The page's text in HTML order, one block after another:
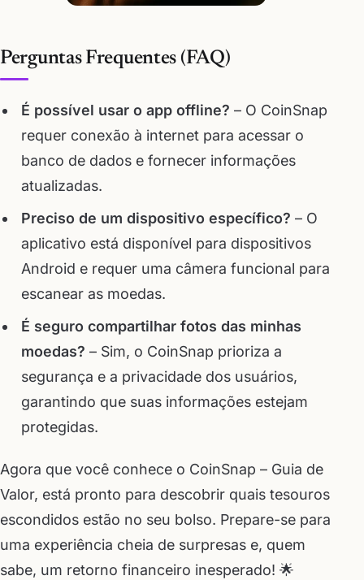
Perguntas Frequentes (FAQ)
É possível usar o app offline? – O CoinSnap
requer conexão à internet para acessar o
banco de dados e fornecer informações
atualizadas.
Preciso de um dispositivo específico? – O
aplicativo está disponível para dispositivos
Android e requer uma câmera funcional para
escanear as moedas.
É seguro compartilhar fotos das minhas
moedas? – Sim, o CoinSnap prioriza a
segurança e a privacidade dos usuários,
garantindo que suas informações estejam
protegidas.
Agora que você conhece o CoinSnap – Guia de
Valor, está pronto para descobrir quais tesouros
escondidos estão no seu bolso. Prepare-se para
uma experiência cheia de surpresas e, quem
sabe, um retorno financeiro inesperado! 🌟